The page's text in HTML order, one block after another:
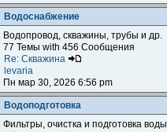
Водоснабжение
Водопровод, скважины, трубы и др.
77 Темы with 456 Сообщения
Re: Скважина
levaria
Пн мар 30, 2026 6:56 pm
Водоподготовка
Фильтры, очистка и подготовка воды